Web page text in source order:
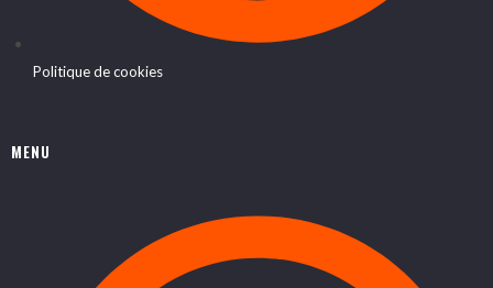
Politique de cookies
MENU